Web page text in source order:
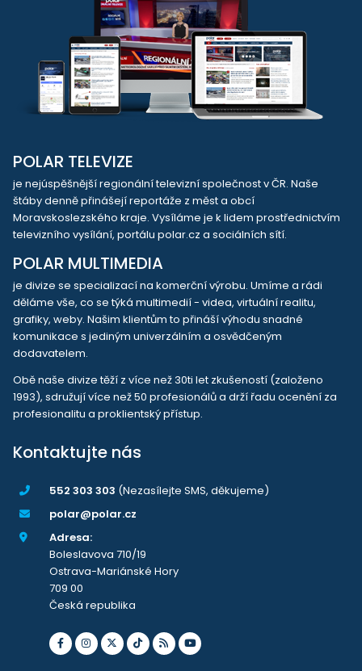
POLAR TELEVIZE
je nejúspěšnější regionální televizní společnost v ČR. Naše
štáby denně přinášejí reportáže z měst a obcí
Moravskoslezského kraje. Vysíláme je k lidem prostřednictvím
televizního vysílání, portálu polar.cz a sociálních sítí.
POLAR MULTIMEDIA
je divize se specializací na komerční výrobu. Umíme a rádi
děláme vše, co se týká multimedií - videa, virtuální realitu,
grafiky, weby. Našim klientům to přináší výhodu snadné
komunikace s jediným univerzálním a osvědčeným
dodavatelem.
Obě naše divize těží z více než 30ti let zkušeností (založeno
1993), sdružují více než 50 profesionálů a drží řadu ocenění za
profesionalitu a proklientský přístup.
Kontaktujte nás
552 303 303 (Nezasílejte SMS, děkujeme)
polar@polar.cz
Adresa:
Boleslavova 710/19
Ostrava-Mariánské Hory
709 00
Česká republika